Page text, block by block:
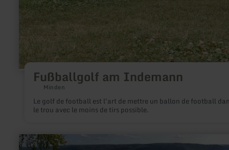
Fußballgolf am Indemann
Minden
Le golf de football est l'art de mettre un ballon de football
le trou avec le moins de tirs possible.
en
savoir